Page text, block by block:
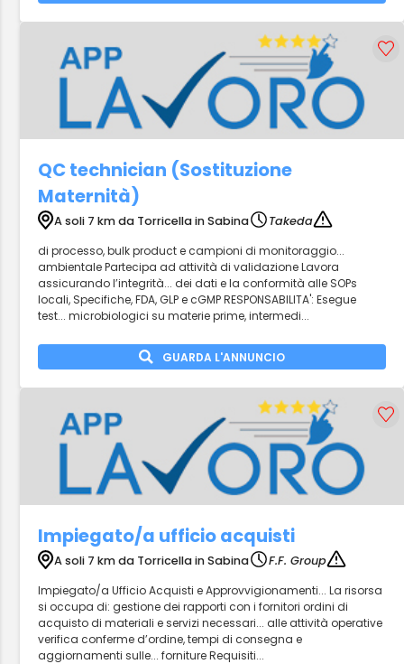
QC technician (Sostituzione
Maternità)
A soli 7 km da Torricella in Sabina
Takeda
di processo, bulk product e campioni di monitoraggio...
ambientale Partecipa ad attività di validazione Lavora
assicurando l’integrità... dei dati e la conformità alle SOPs
locali, Specifiche, FDA, GLP e cGMP RESPONSABILITA': Esegue
test... microbiologici su materie prime, intermedi...
GUARDA L'ANNUNCIO
Impiegato/a ufficio acquisti
A soli 7 km da Torricella in Sabina
F.F. Group
Impiegato/a Ufficio Acquisti e Approvvigionamenti... La risorsa
si occupa di: gestione dei rapporti con i fornitori ordini di
acquisto di materiali e servizi necessari... alle attività operative
verifica conferme d’ordine, tempi di consegna e
aggiornamenti sulle... forniture Requisiti...